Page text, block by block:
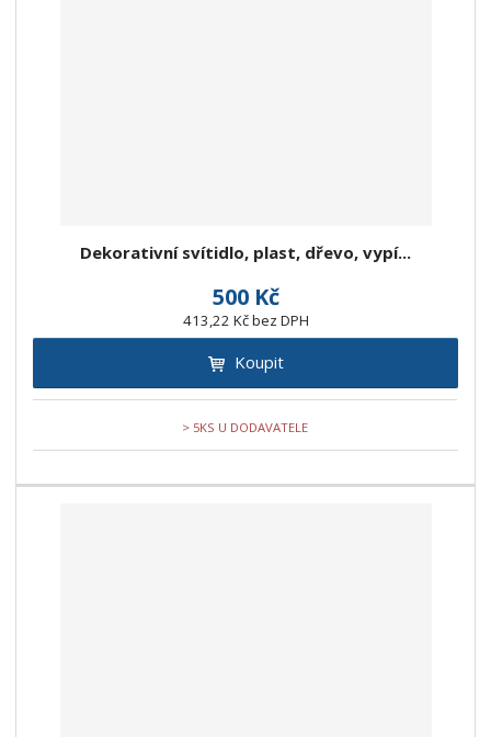
Dekorativní svítidlo, plast, dřevo, vypí...
500 Kč
413,22 Kč bez DPH
Koupit
> 5KS U DODAVATELE